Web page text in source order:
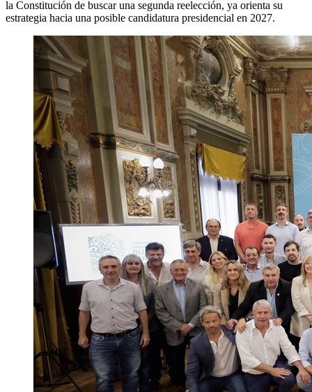
la Constitución de buscar una segunda reelección, ya orienta su
estrategia hacia una posible candidatura presidencial en 2027.